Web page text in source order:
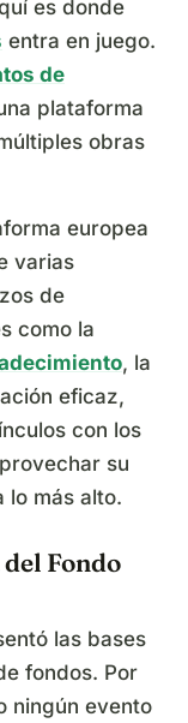
es donde
entra en juego.
de
plataforma
obras
europea
varias
de
como la
, la
eficaz,
con los
su
lo más alto.
Fondo
las bases
fondos. Por
ningún evento